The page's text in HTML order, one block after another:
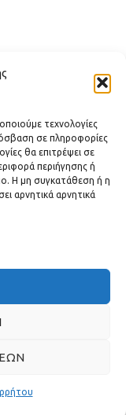
τεχνολογίες
σε πληροφορίες
θα επιτρέψει σε
περιήγησης ή
Η μη συγκατάθεση ή η
αρνητικά αρνητικά